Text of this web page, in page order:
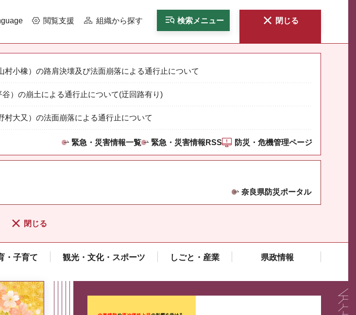
閲覧支援 組織から探す 検索メニュー 閉じる
村小橡）の路肩決壊及び法面崩落による通行止について
）の崩土による通行止について(迂回路有り)
村大又）の法面崩落による通行止について
緊急・災害情報一覧 緊急・災害情報RSS 防災・危機管理ページ
奈良県防災ポータル
閉じる
・子育て 観光・文化・スポーツ しごと・産業 県政情報
ここから最大3つずつ情報が表示されるスライダーがあります。